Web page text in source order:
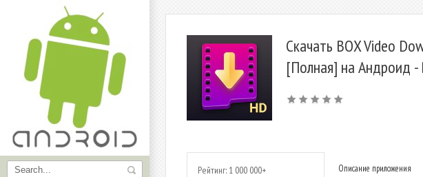
Скачать BOX Video
[Полная] на Андроид -
Рейтинг: 1 000 000+
Описание приложения